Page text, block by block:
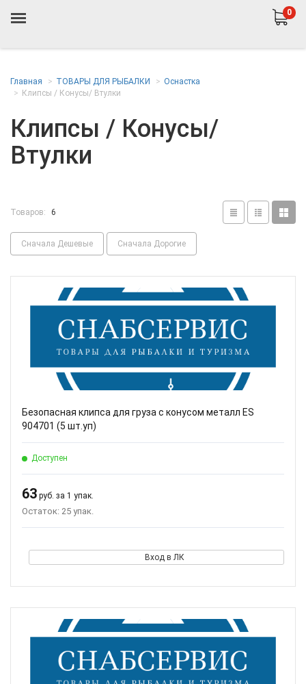
0
Главная ТОВАРЫ ДЛЯ РЫБАЛКИ
Оснастка
Клипсы / Конусы/ Втулки
Клипсы / Конусы/
Втулки
Товаров: 6
Сначала Дешевые Сначала Дорогие
Безопасная клипса для груза с конусом металл ES
904701 (5 шт.уп)
Доступен
63 руб. за 1 упак.
Остаток: 25 упак.
Вход в ЛК